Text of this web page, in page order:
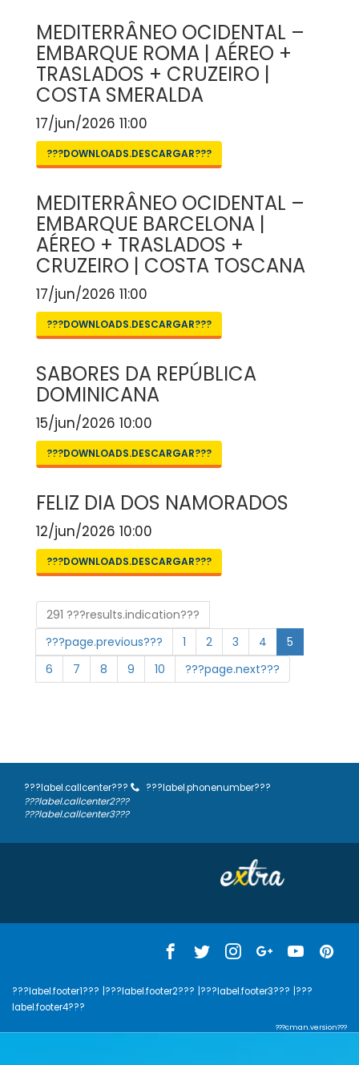
MEDITERRÂNEO OCIDENTAL –
EMBARQUE ROMA | AÉREO +
TRASLADOS + CRUZEIRO |
COSTA SMERALDA
17/jun/2026 11:00
???DOWNLOADS.DESCARGAR???
MEDITERRÂNEO OCIDENTAL –
EMBARQUE BARCELONA |
AÉREO + TRASLADOS +
CRUZEIRO | COSTA TOSCANA
17/jun/2026 11:00
???DOWNLOADS.DESCARGAR???
SABORES DA REPÚBLICA
DOMINICANA
15/jun/2026 10:00
???DOWNLOADS.DESCARGAR???
FELIZ DIA DOS NAMORADOS
12/jun/2026 10:00
???DOWNLOADS.DESCARGAR???
291 ???results.indication???
???page.previous???
1 2 3 4
5
6
7 8 9 10 ???page.next???
???label.callcenter???
???label.phonenumber???
???label.callcenter2???
???label.callcenter3???
???label.footer1??? |???label.footer2??? |???label.footer3??? |???
label.footer4???
???cman.version???